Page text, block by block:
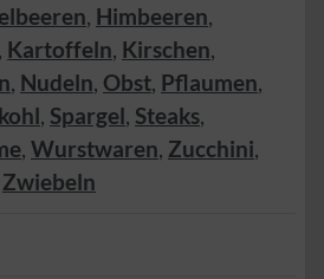
, Himbeeren,
, Kartoffeln, Kirschen,
, Nudeln, Obst, Pflaumen,
, Spargel, Steaks,
, Wurstwaren, Zucchini,
Zwiebeln